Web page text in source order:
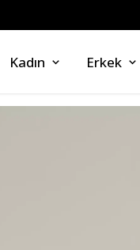
Kadın Erkek